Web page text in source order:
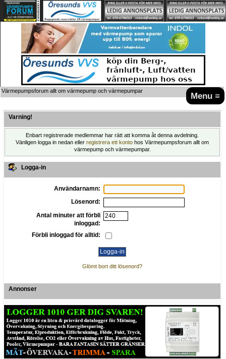
Menu ≡
Värmepumpsforum allt om värmepump och värmepumpar
Varning!
Enbart registrerade medlemmar har rätt att komma åt denna avdelning.
Vänligen logga in nedan eller registrera ett konto hos Värmepumpsforum allt om
värmepump och värmepumpar.
Logga-in
Användarnamn:
Lösenord:
Antal minuter att förbli
inloggad:
Förbli inloggad för alltid:
Glömt bort ditt lösenord?
Annonser